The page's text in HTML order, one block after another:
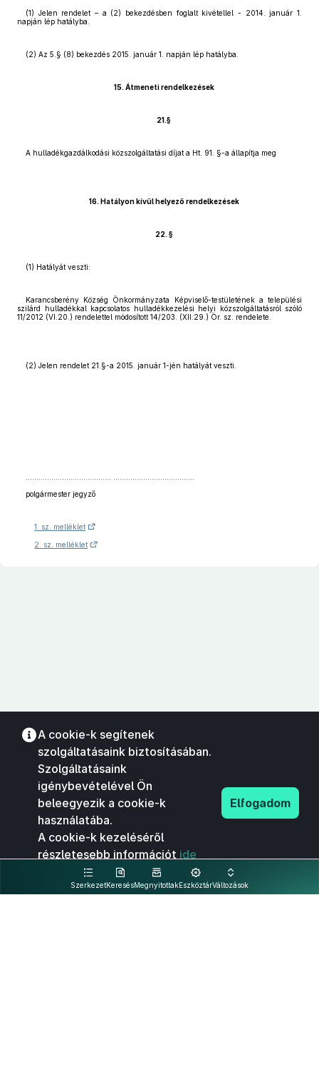
(1) Jelen rendelet – a (2) bekezdésben foglalt kivétellel - 2014. január 1.
napján lép hatályba.
(2) Az 5.§ (8) bekezdés 2015. január 1. napján lép hatályba.
15. Átmeneti rendelkezések
21.§
A hulladékgazdálkodási közszolgáltatási díjat a Ht. 91. §-a állapítja meg
16. Hatályon kívül helyező rendelkezések
22. §
(1) Hatályát veszti:
Karancsberény Község Önkormányzata Képviselő-testületének a települési
szilárd hulladékkal kapcsolatos hulladékkezelési helyi közszolgáltatásról szóló
11/2012 (VI.20.) rendelettel módosított 14/203. (XII.29.) Ör. sz. rendelete.
(2) Jelen rendelet 21.§-a 2015. január 1-jén hatályát veszti.
polgármester jegyző
1. sz. melléklet
2. sz. melléklet
SzerkezetKeresésMegnyitottakEszköztárVáltozások
A cookie-k segítenek
szolgáltatásaink biztosításában.
Szolgáltatásaink
igénybevételével Ön
beleegyezik a cookie-k
használatába.
A cookie-k kezeléséről
részletesebb információt ide
kattintva olvashat.
Elfogadom